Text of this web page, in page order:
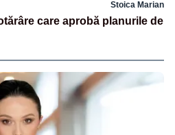
Stoica Marian
care aprobă planurile de